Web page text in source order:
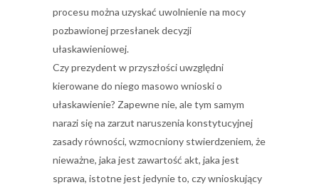
procesu można uzyskać uwolnienie na mocy
pozbawionej przesłanek decyzji
ułaskawieniowej.
Czy prezydent w przyszłości uwzględni
kierowane do niego masowo wnioski o
ułaskawienie? Zapewne nie, ale tym samym
narazi się na zarzut naruszenia konstytucyjnej
zasady równości, wzmocniony stwierdzeniem, że
nieważne, jaka jest zawartość akt, jaka jest
sprawa, istotne jest jedynie to, czy wnioskujący